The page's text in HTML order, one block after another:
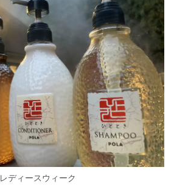
レディースウィーク